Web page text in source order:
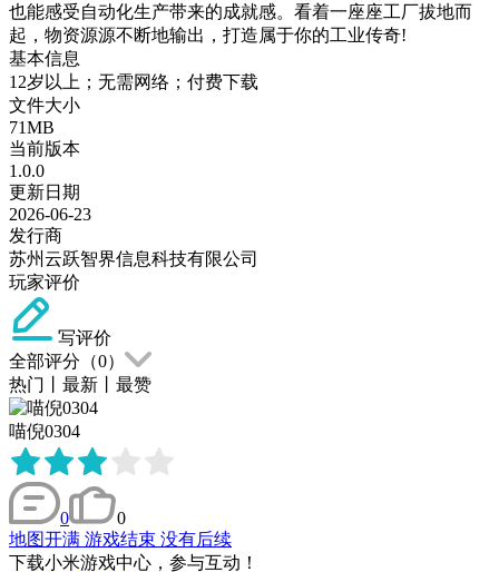
也能感受自动化生产带来的成就感。看着一座座工厂拔地而
起，物资源源不断地输出，打造属于你的工业传奇!
基本信息
12岁以上；无需网络；付费下载
文件大小
71MB
当前版本
1.0.0
更新日期
2026-06-23
发行商
苏州云跃智界信息科技有限公司
玩家评价
写评价
全部评分（0）
热门
最新 最赞
喵倪0304
0
0
地图开满 游戏结束 没有后续
下载小米游戏中心，参与互动！